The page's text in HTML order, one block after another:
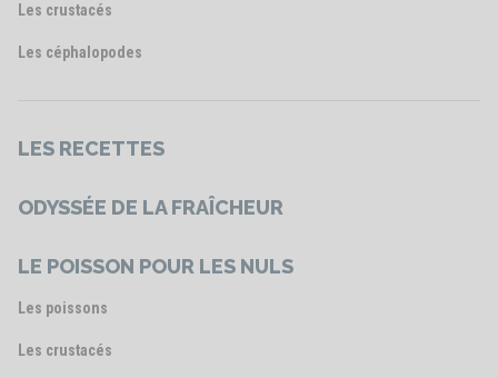
Les crustacés
Les céphalopodes
LES RECETTES
ODYSSÉE DE LA FRAÎCHEUR
LE POISSON POUR LES NULS
Les poissons
Les crustacés